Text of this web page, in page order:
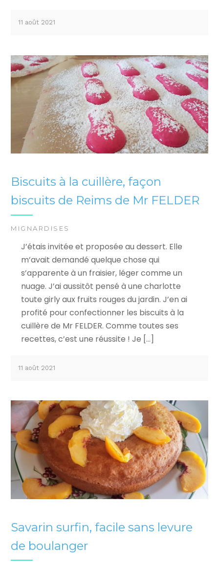
11 août 2021
Biscuits à la cuillère, façon
biscuits de Reims de Mr FELDER
MIGNARDISES
J’étais invitée et proposée au dessert. Elle
m’avait demandé quelque chose qui
s’apparente à un fraisier, léger comme un
nuage. J’ai aussitôt pensé à une charlotte
toute girly aux fruits rouges du jardin. J’en ai
profité pour confectionner les biscuits à la
cuillère de Mr FELDER. Comme toutes ses
recettes, c’est une réussite ! Je […]
11 août 2021
Savarin surfin, facile sans levure
de boulanger